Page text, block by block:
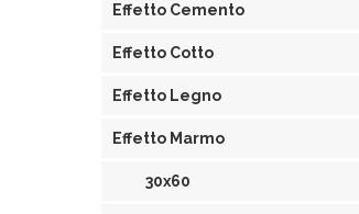
Effetto Cemento
Effetto Cotto
Effetto Legno
Effetto Marmo
30x60